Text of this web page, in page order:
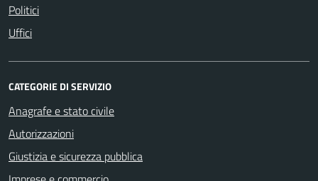
Politici
Uffici
CATEGORIE DI SERVIZIO
Anagrafe e stato civile
Autorizzazioni
Giustizia e sicurezza pubblica